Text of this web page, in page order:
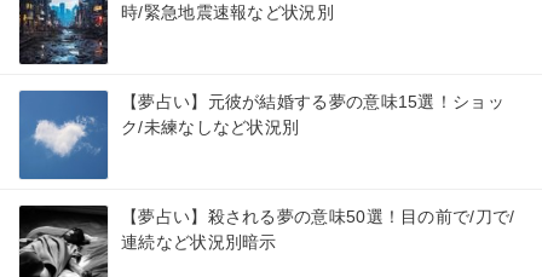
時/緊急地震速報など状況別
【夢占い】元彼が結婚する夢の意味15選！ショッ
ク/未練なしなど状況別
【夢占い】殺される夢の意味50選！目の前で/刀で/
連続など状況別暗示